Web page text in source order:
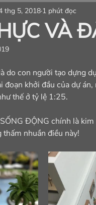
VÀ
thg 5, 2018 1 phút đọc
do con người tạo dựng
đoạn khởi đầu của dự
thế ở tỷ lệ 1:25.
ĐỘNG chính là
nhuần điều này!